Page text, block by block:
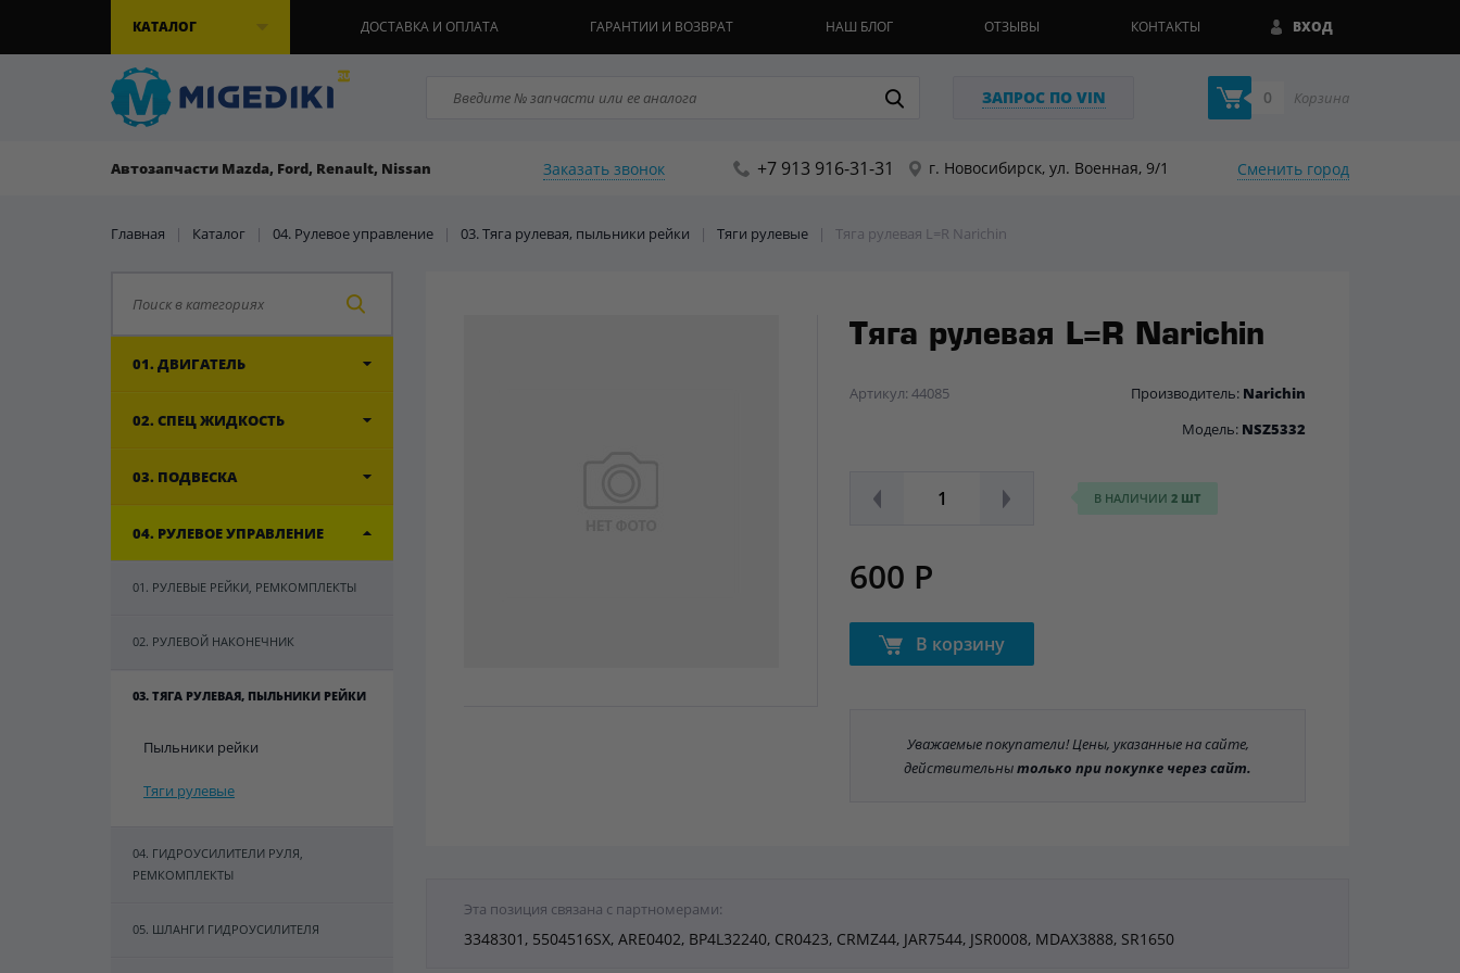
КАТАЛОГ ВХОД
ДОСТАВКА И ОПЛАТА ГАРАНТИИ И ВОЗВРАТ НАШ БЛОГ ОТЗЫВЫ КОНТАКТЫ
ЗАПРОС ПО VIN 0 Корзина
Автозапчасти Mazda, Ford, Renault, Nissan Заказать звонок +7 913 916-31-31 г. Новосибирск, ул. Военная, 9/1 Сменить город
Главная | Каталог | 04. Рулевое управление | 03. Тяга рулевая, пыльники рейки | Тяги рулевые | Тяга рулевая L=R Narichin
01. ДВИГАТЕЛЬ
02. СПЕЦ ЖИДКОСТЬ
03. ПОДВЕСКА
04. РУЛЕВОЕ УПРАВЛЕНИЕ
01. РУЛЕВЫЕ РЕЙКИ, РЕМКОМПЛЕКТЫ
02. РУЛЕВОЙ НАКОНЕЧНИК
03. ТЯГА РУЛЕВАЯ, ПЫЛЬНИКИ РЕЙКИ
Пыльники рейки
Тяги рулевые
04. ГИДРОУСИЛИТЕЛИ РУЛЯ,
РЕМКОМПЛЕКТЫ
05. ШЛАНГИ ГИДРОУСИЛИТЕЛЯ
Тяга рулевая L=R Narichin
Артикул: 44085 Производитель: Narichin
Модель: NSZ5332
В НАЛИЧИИ 2 ШТ
600 Р
В корзину
Уважаемые покупатели! Цены, указанные на сайте,
действительнытолько при покупке через сайт.
Эта позиция связана с партномерами:
3348301, 5504516SX, ARE0402, BP4L32240, CR0423, CRMZ44, JAR7544, JSR0008, MDAX3888, SR1650